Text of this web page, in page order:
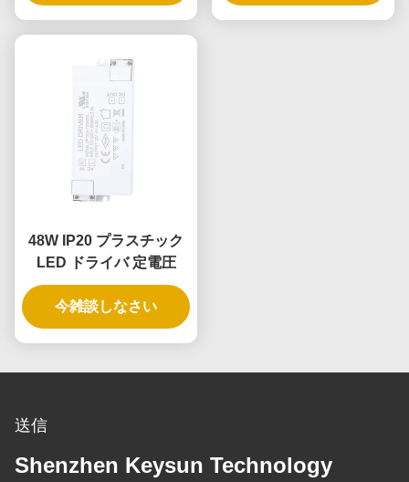
48W IP20 プラスチック
LED ドライバ 定電圧
今雑談しなさい
送信
Shenzhen Keysun Technology